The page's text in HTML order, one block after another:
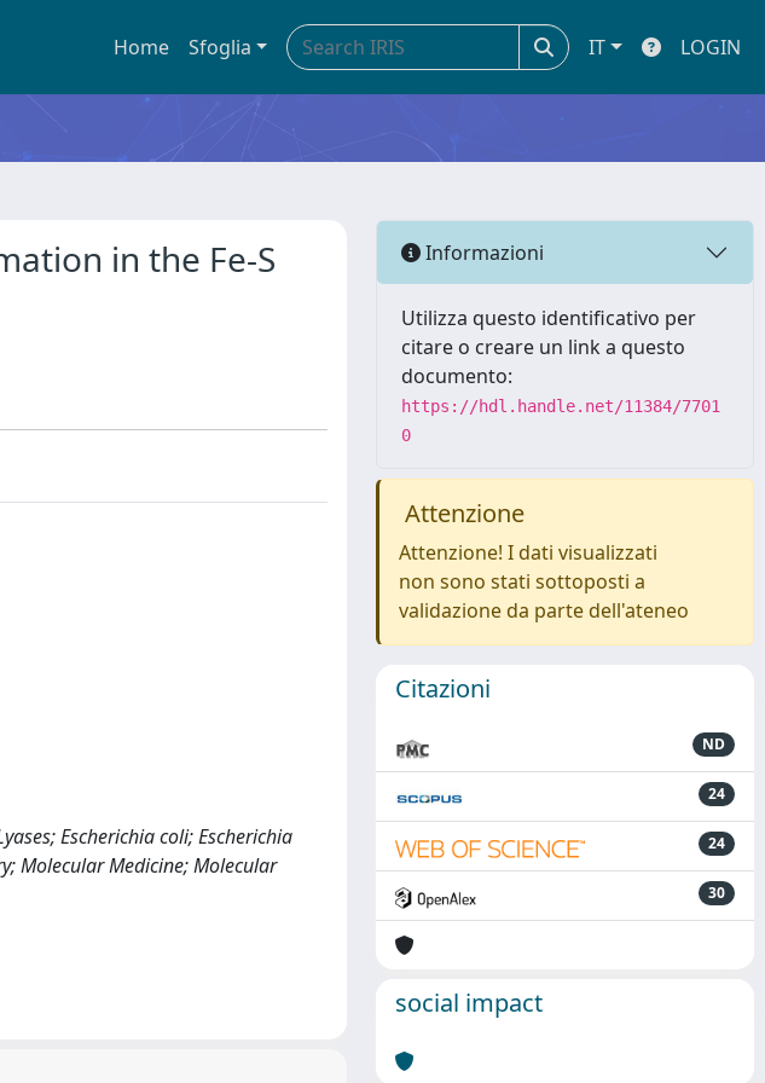
Home Sfoglia IT LOGIN
in the Fe-S
Escherichia coli; Escherichia
Molecular Medicine; Molecular
Informazioni
Utilizza questo identificativo per
citare o creare un link a questo
documento:
https://hdl.handle.net/11384/7701
0
Attenzione
Attenzione! I dati visualizzati
non sono stati sottoposti a
validazione da parte dell'ateneo
Citazioni
ND
24
24
30
social impact